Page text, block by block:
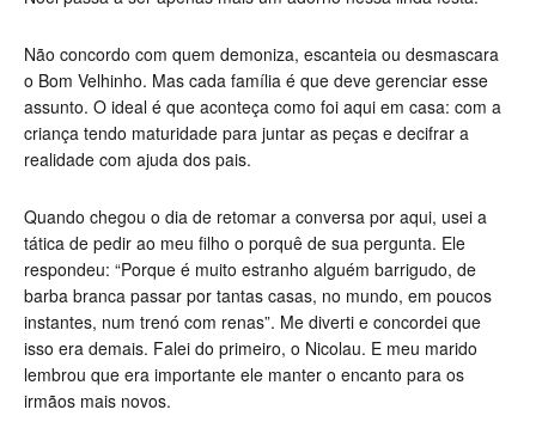
Não concordo com quem demoniza, escanteia ou desmascara
o Bom Velhinho. Mas cada família é que deve gerenciar esse
assunto. O ideal é que aconteça como foi aqui em casa: com a
criança tendo maturidade para juntar as peças e decifrar a
realidade com ajuda dos pais.
Quando chegou o dia de retomar a conversa por aqui, usei a
tática de pedir ao meu filho o porquê de sua pergunta. Ele
respondeu: “Porque é muito estranho alguém barrigudo, de
barba branca passar por tantas casas, no mundo, em poucos
instantes, num trenó com renas”. Me diverti e concordei que
isso era demais. Falei do primeiro, o Nicolau. E meu marido
lembrou que era importante ele manter o encanto para os
irmãos mais novos.